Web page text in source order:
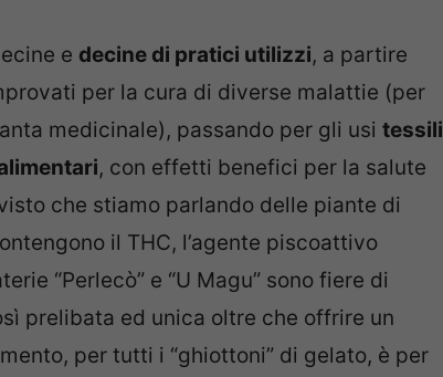
e decine di pratici utilizzi, a partire
per la cura di diverse malattie (per
medicinale), passando per gli usi tessili
, con effetti benefici per la salute
che stiamo parlando delle piante di
il THC, l’agente piscoattivo
“Perlecò” e “U Magu” sono fiere di
prelibata ed unica oltre che offrire un
per tutti i “ghiottoni” di gelato, è per